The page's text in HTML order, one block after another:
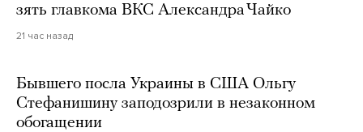
зять главкома ВКС Александра Чайко
21 час назад
Бывшего посла Украины в США Ольгу
Стефанишину заподозрили в незаконном
обогащении